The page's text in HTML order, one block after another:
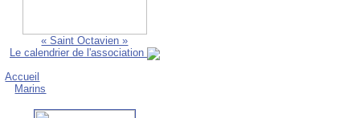
« Saint Octavien »
Le calendrier de l'association
Accueil
Marins